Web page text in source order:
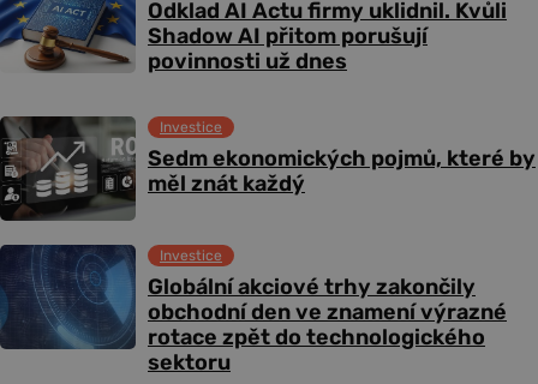
Odklad AI Actu firmy uklidnil. Kvůli
Shadow AI přitom porušují
povinnosti už dnes
Sedm ekonomických pojmů, které by
měl znát každý
Investice
Globální akciové trhy zakončily
obchodní den ve znamení výrazné
rotace zpět do technologického
sektoru
Investice